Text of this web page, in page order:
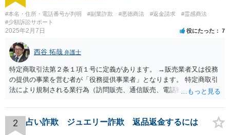
#本名・住所・電話番号が判明 #副業詐欺 #悪徳商法 #返金請求
#霊感商法
#少額訴訟サポート
2025年2月7日 役にたった 7
西谷 拓哉 弁護士
特定商取引法第２条１項１号に定義があります。 →販売業者又は役務
の提供の事業を営む者が「役務提供事業者」となります。 特定商取引
法により規制される業行為（訪問販売、通信販売、電話勧誘販売な
を守る必要があります。
2 占い詐欺 ジュエリー詐欺 返品返金するには